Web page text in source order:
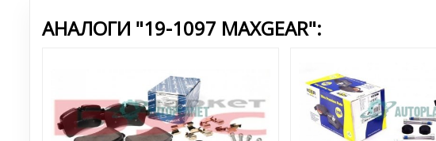
АНАЛОГИ "19-1097 MAXGEAR":